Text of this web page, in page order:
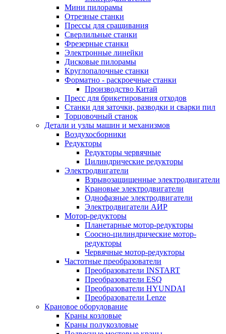
Мини пилорамы
Отрезные станки
Прессы для сращивания
Сверлильные станки
Фрезерные станки
Электронные линейки
Дисковые пилорамы
Круглопалочные станки
Форматно - раскроечные станки
Производство Китай
Пресс для брикетирования отходов
Станки для заточки, разводки и сварки пил
Торцовочный станок
Детали и узлы машин и механизмов
Воздухосборники
Редукторы
Редукторы червячные
Цилиндрические редукторы
Электродвигатели
Взрывозащищенные электродвигатели
Крановые электродвигатели
Однофазные электродвигатели
Электродвигатели АИР
Мотор-редукторы
Планетарные мотор-редукторы
Соосно-цилиндрические мотор-
редукторы
Червячные мотор-редукторы
Частотные преобразователи
Преобразователи INSTART
Преобразователи ESQ
Преобразователи HYUNDAI
Преобразователи Lenze
Крановое оборудование
Краны козловые
Краны полукозловые